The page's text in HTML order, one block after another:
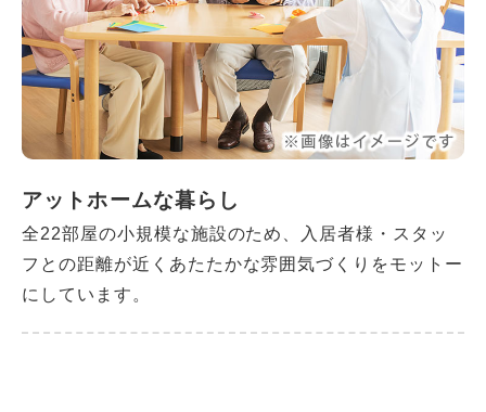
アットホームな暮らし
全22部屋の小規模な施設のため、入居者様・スタッ
フとの距離が近くあたたかな雰囲気づくりをモットー
にしています。